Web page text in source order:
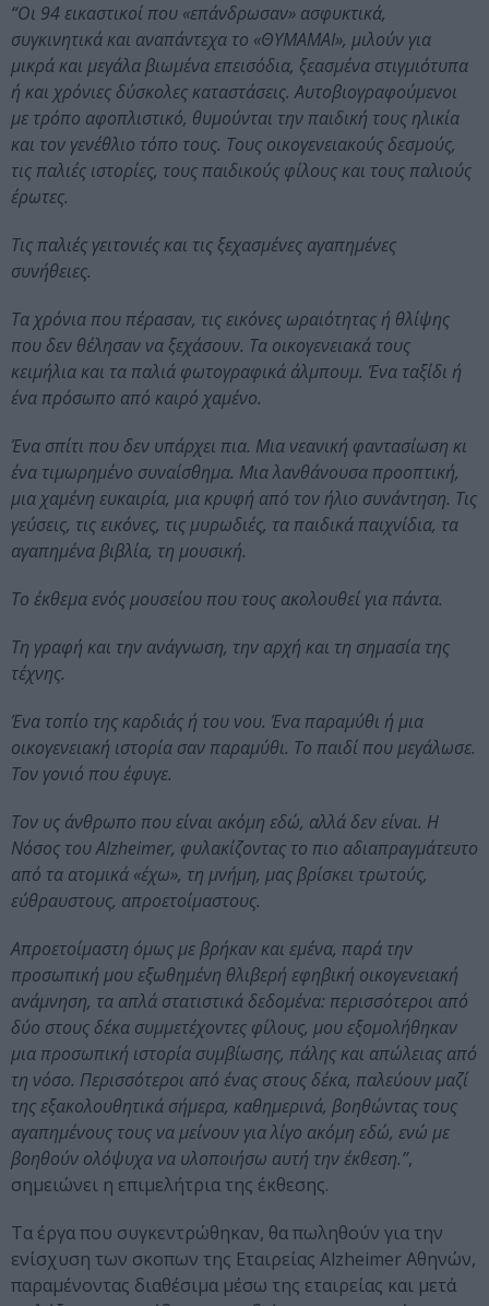
“Οι 94 εικαστικοί που «επάνδρωσαν» ασφυκτικά,
συγκινητικά και αναπάντεχα το «ΘΥΜΑΜΑΙ», μιλούν για
μικρά και μεγάλα βιωμένα επεισόδια, ξεασμένα στιγμιότυπα
ή και χρόνιες δύσκολες καταστάσεις. Αυτοβιογραφούμενοι
με τρόπο αφοπλιστικό, θυμούνται την παιδική τους ηλικία
και τον γενέθλιο τόπο τους. Τους οικογενειακούς δεσμούς,
τις παλιές ιστορίες, τους παιδικούς φίλους και τους παλιούς
έρωτες.
Τις παλιές γειτονιές και τις ξεχασμένες αγαπημένες
συνήθειες.
Τα χρόνια που πέρασαν, τις εικόνες ωραιότητας ή θλίψης
που δεν θέλησαν να ξεχάσουν. Τα οικογενειακά τους
κειμήλια και τα παλιά φωτογραφικά άλμπουμ. Ένα ταξίδι ή
ένα πρόσωπο από καιρό χαμένο.
Ένα σπίτι που δεν υπάρχει πια. Μια νεανική φαντασίωση κι
ένα τιμωρημένο συναίσθημα. Μια λανθάνουσα προοπτική,
μια χαμένη ευκαιρία, μια κρυφή από τον ήλιο συνάντηση. Τις
γεύσεις, τις εικόνες, τις μυρωδιές, τα παιδικά παιχνίδια, τα
αγαπημένα βιβλία, τη μουσική.
Το έκθεμα ενός μουσείου που τους ακολουθεί για πάντα.
Τη γραφή και την ανάγνωση, την αρχή και τη σημασία της
τέχνης.
Ένα τοπίο της καρδιάς ή του νου. Ένα παραμύθι ή μια
οικογενειακή ιστορία σαν παραμύθι. Το παιδί που μεγάλωσε.
Τον γονιό που έφυγε.
Τον υς άνθρωπο που είναι ακόμη εδώ, αλλά δεν είναι. Η
Νόσος του Alzheimer, φυλακίζοντας το πιο αδιαπραγμάτευτο
από τα ατομικά «έχω», τη μνήμη, μας βρίσκει τρωτούς,
εύθραυστους, απροετοίμαστους.
Απροετοίμαστη όμως με βρήκαν και εμένα, παρά την
προσωπική μου εξωθημένη θλιβερή εφηβική οικογενειακή
ανάμνηση, τα απλά στατιστικά δεδομένα: περισσότεροι από
δύο στους δέκα συμμετέχοντες φίλους, μου εξομολήθηκαν
μια προσωπική ιστορία συμβίωσης, πάλης και απώλειας από
τη νόσο. Περισσότεροι από ένας στους δέκα, παλεύουν μαζί
της εξακολουθητικά σήμερα, καθημερινά, βοηθώντας τους
αγαπημένους τους να μείνουν για λίγο ακόμη εδώ, ενώ με
βοηθούν ολόψυχα να υλοποιήσω αυτή την έκθεση.”,
σημειώνει η επιμελήτρια της έκθεσης.
Τα έργα που συγκεντρώθηκαν, θα πωληθούν για την
ενίσχυση των σκοπων της Εταιρείας Alzheimer Αθηνών,
παραμένοντας διαθέσιμα μέσω της εταιρείας και μετά